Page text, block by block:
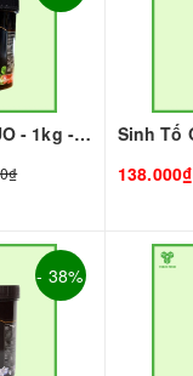
MỨT DÂU BODUO - 1kg - DOBUO | Mứt - Sinh Tố làm Trà Sữa - TOBEE FOOD
138.000₫
- 38%